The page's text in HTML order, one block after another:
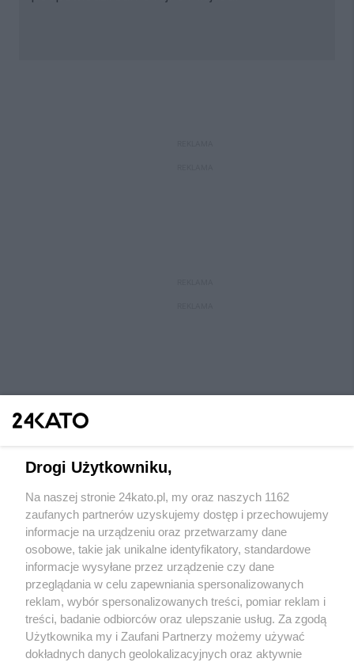
Wydawca mediów lokalnych
Nie zapomnij
zapoznać się z:
polityką prywatności regulamin korzystania z portali
Twojemiasto Skontaktuj sięz nami
Drogi Użytkowniku,
Na naszej stronie 24kato.pl, my oraz naszych 1162
zaufanych partnerów uzyskujemy dostęp i przechowujemy
informacje na urządzeniu oraz przetwarzamy dane
osobowe, takie jak unikalne identyfikatory, standardowe
informacje wysyłane przez urządzenie czy dane
przeglądania w celu zapewniania spersonalizowanych
reklam, wybór spersonalizowanych treści, pomiar reklam i
treści, badanie odbiorców oraz ulepszanie usług. Za zgodą
Użytkownika my i Zaufani Partnerzy możemy używać
dokładnych danych geolokalizacyjnych oraz aktywnie